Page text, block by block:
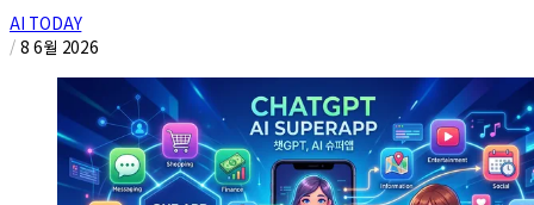
AI TODAY
/ 8 6월 2026